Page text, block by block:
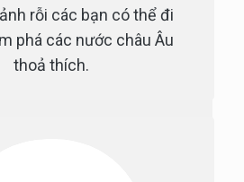
rỗi các bạn có thể đi
phá các nước châu Âu
thoả thích.